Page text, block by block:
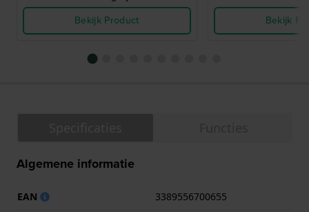
Bekijk Product
Bekijk
Algemene informatie
EAN
3389556700655